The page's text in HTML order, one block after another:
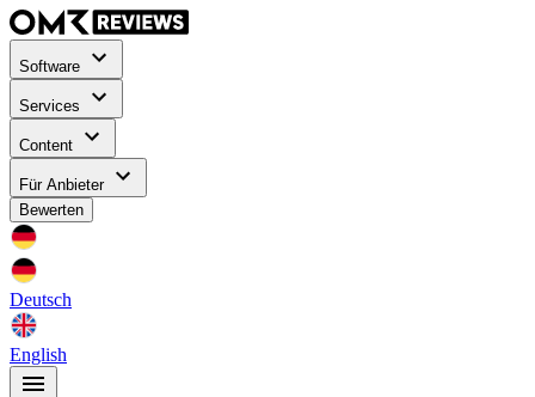
Software
Services
Content
Für Anbieter
Bewerten
Deutsch
English